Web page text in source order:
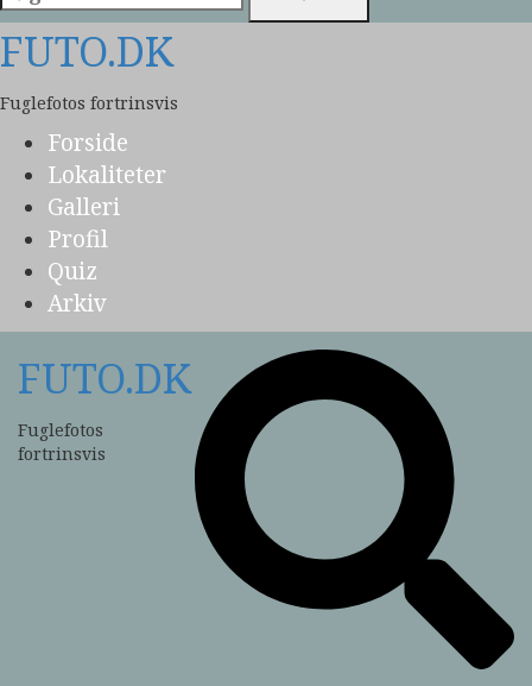
efter:
FUTO.DK
Fuglefotos fortrinsvis
Forside
Lokaliteter
Galleri
Profil
Quiz
Arkiv
FUTO.DK
Fuglefotos
fortrinsvis